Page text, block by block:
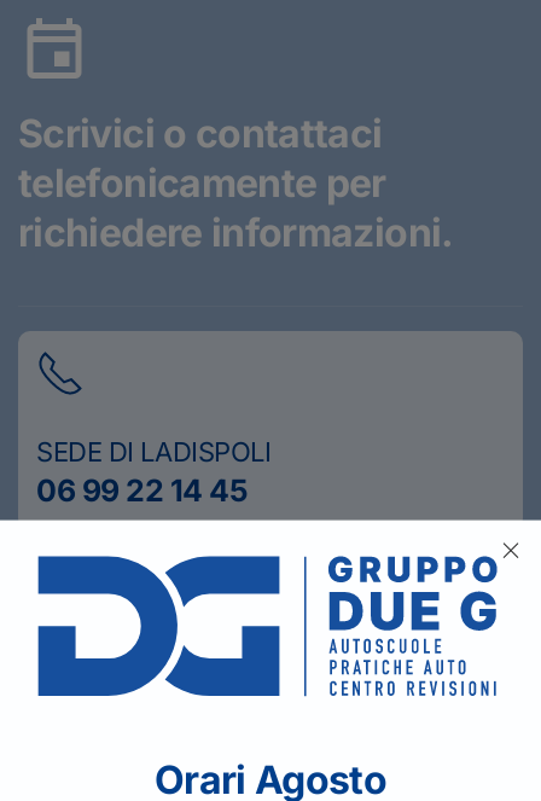
Scrivici o contattaci
telefonicamente per
richiedere informazioni.
SEDE DI LADISPOLI
06 99 22 14 45
SEDE DI CERVETERI
Orari Agosto